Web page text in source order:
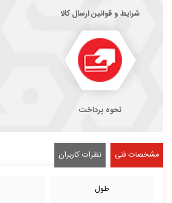
شرایط و قوانین ارسال کالا
نحوه پرداخت
مشخصات فنی نظرات کاربران
طول